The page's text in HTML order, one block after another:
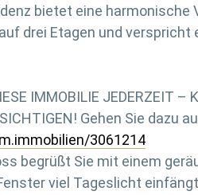
bietet eine harmonische
drei Etagen und verspricht
IMMOBILIE JEDERZEIT –
Gehen Sie dazu
3061214
begrüßt Sie mit einem
viel Tageslicht